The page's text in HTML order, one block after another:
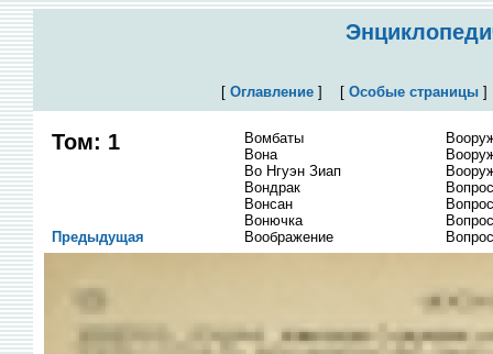
[ Оглавление] [ Особые страницы
Том: 1
Вомбаты
Вона
Во Нгуэн Зиап
Вондрак
Вонсан
Вонючка
Воображение
Предыдущая